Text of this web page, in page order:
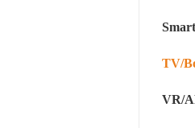
TV/
VR/